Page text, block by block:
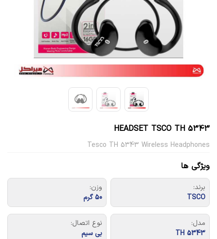
HEADSET TSCO TH 5343
Tesco TH 5343 Wireless Headphones
ویژگی ها
برند:
TSCO
وزن:
50 گرم
مدل:
TH 5343
نوع اتصال:
بی سیم